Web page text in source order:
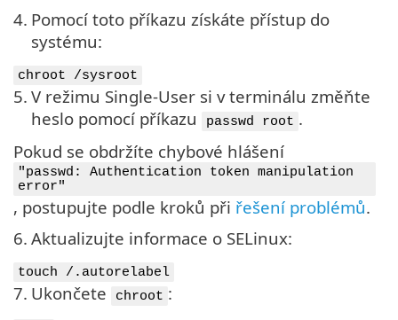
4. Pomocí toto příkazu získáte přístup do
systému:
chroot /sysroot
5. V režimu Single-User si v terminálu změňte
heslo pomocí příkazu
passwd root .
Pokud se obdržíte chybové hlášení
"passwd: Authentication token manipulation
error"
, postupujte podle kroků při řešení problémů.
6. Aktualizujte informace o SELinux:
touch /.autorelabel
7. Ukončete chroot :